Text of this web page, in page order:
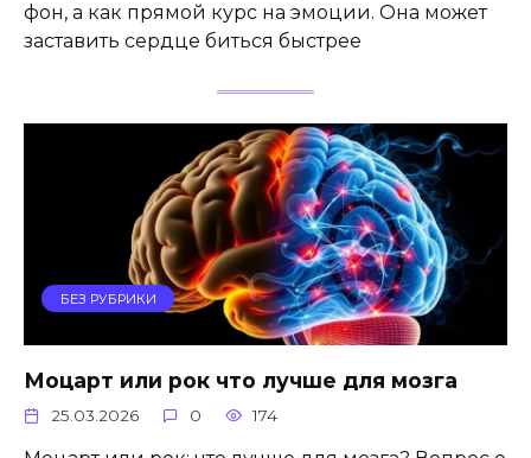
фон, а как прямой курс на эмоции. Она может
заставить сердце биться быстрее
БЕЗ РУБРИКИ
Моцарт или рок что лучше для мозга
25.03.2026 0 174